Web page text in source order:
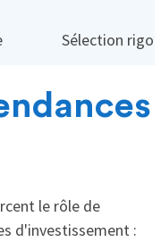
Sélection
le rôle de
d'investissement :